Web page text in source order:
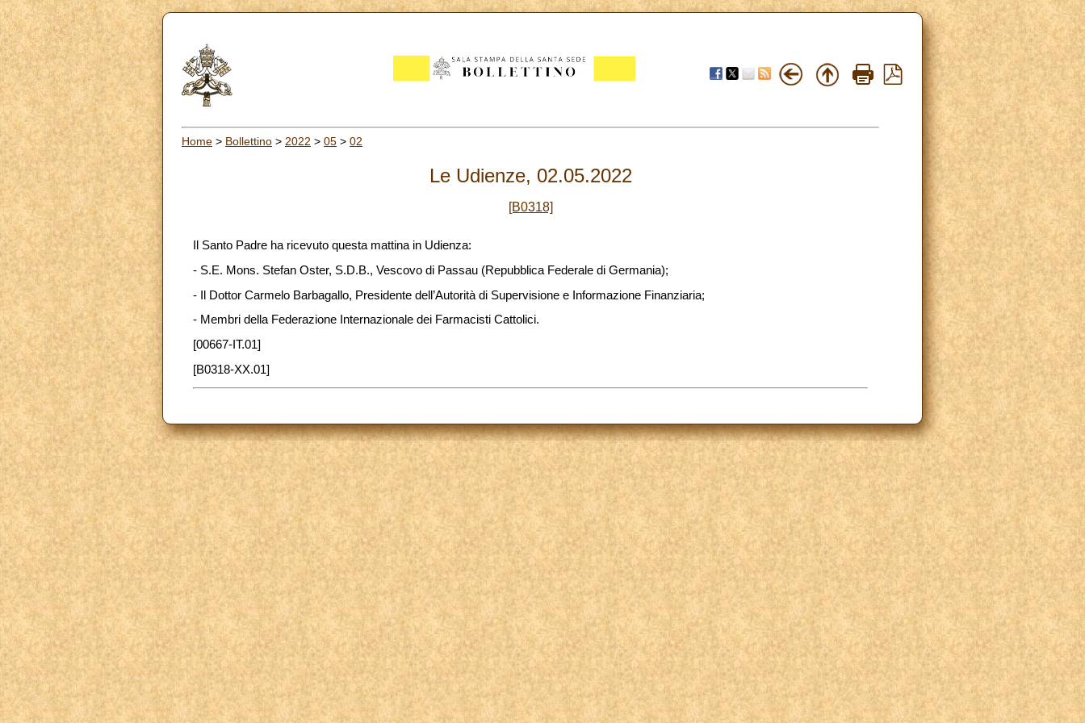
Home > Bollettino > 2022 > 05 > 02
Le Udienze, 02.05.2022
[B0318]
Il Santo Padre ha ricevuto questa mattina in Udienza:
- S.E. Mons. Stefan Oster, S.D.B., Vescovo di Passau (Repubblica Federale di Germania);
- Il Dottor Carmelo Barbagallo, Presidente dell’Autorità di Supervisione e Informazione Finanziaria;
- Membri della Federazione Internazionale dei Farmacisti Cattolici.
[00667-IT.01]
[B0318-XX.01]